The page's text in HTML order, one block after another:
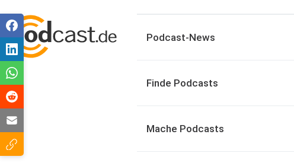
Podcast-News
Finde Podcasts
Mache Podcasts